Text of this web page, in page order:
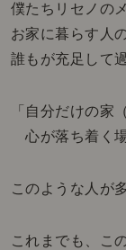
僕たちリセノの
お家に暮らす人
誰もが充足して
「自分だけの家
心が落ち着く
このような人が
これまでも、こ